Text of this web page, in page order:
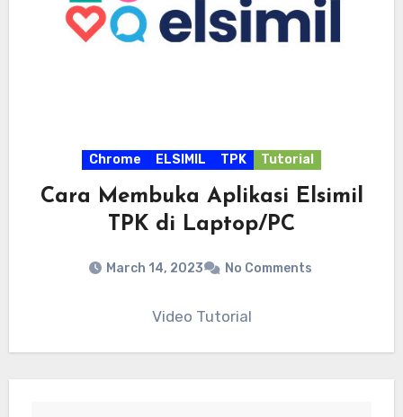
Chrome ELSIMIL TPK Tutorial
Cara Membuka Aplikasi Elsimil
TPK di Laptop/PC
March 14, 2023 No Comments
Video Tutorial